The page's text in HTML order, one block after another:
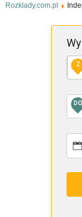
Rozklady.com.pl
Z
DO